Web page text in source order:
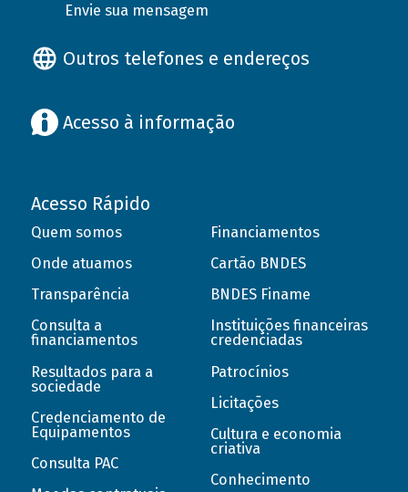
Envie sua mensagem
Outros telefones e endereços
Acesso à informação
Acesso Rápido
Quem somos
Onde atuamos
Transparência
Consulta a
financiamentos
Resultados para a
sociedade
Credenciamento de
Equipamentos
Consulta PAC
Financiamentos
Cartão BNDES
BNDES Finame
Instituições financeiras
credenciadas
Patrocínios
Licitações
Cultura e economia
criativa
Conhecimento